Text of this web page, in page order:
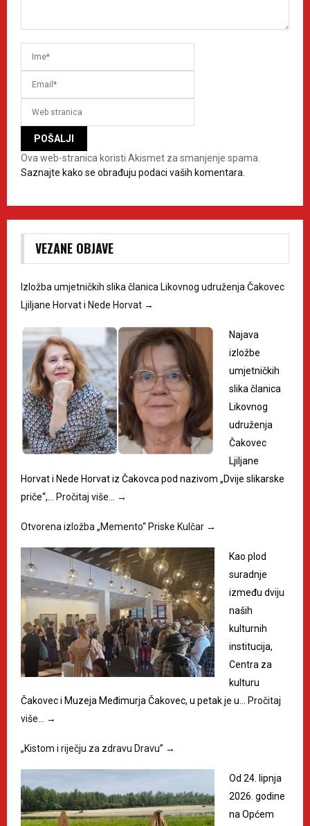
Ova web-stranica koristi Akismet za smanjenje spama.
Saznajte kako se obrađuju podaci vaših komentara.
VEZANE OBJAVE
Izložba umjetničkih slika članica Likovnog udruženja Čakovec
Ljiljane Horvat i Nede Horvat →
Najava
izložbe
umjetničkih
slika članica
Likovnog
udruženja
Čakovec
Ljiljane
Horvat i Nede Horvat iz Čakovca pod nazivom „Dvije slikarske
priče“,…
Pročitaj više… →
Otvorena izložba „Memento“ Priske Kulčar →
Kao plod
suradnje
između dviju
naših
kulturnih
institucija,
Centra za
kulturu
Čakovec i Muzeja Međimurja Čakovec, u petak je u…
Pročitaj
više…
→
„Kistom i riječju za zdravu Dravu” →
Od 24. lipnja
2026. godine
na Općem